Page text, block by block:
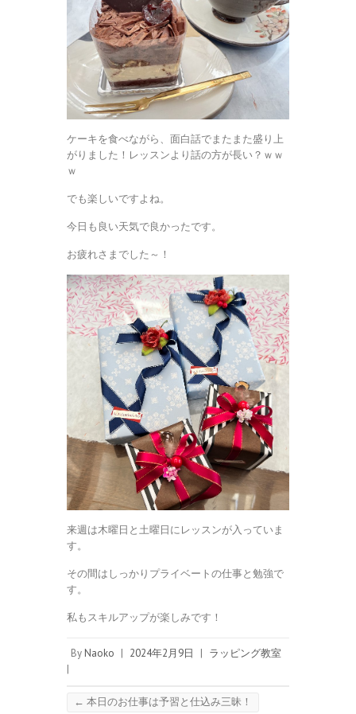
ケーキを食べながら、面白話でまたまた盛り上
がりました！レッスンより話の方が長い？ｗｗ
ｗ
でも楽しいですよね。
今日も良い天気で良かったです。
お疲れさまでした～！
来週は木曜日と土曜日にレッスンが入っていま
す。
その間はしっかりプライベートの仕事と勉強で
す。
私もスキルアップが楽しみです！
By Naoko | 2024年2月9日 | ラッピング教室
|
← 本日のお仕事は予習と仕込み三昧！